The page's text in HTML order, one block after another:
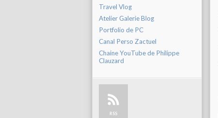
Travel Vlog
Atelier Galerie Blog
Portfolio de PC
Canal Perso Zactuel
Chaine YouTube de Philippe
Clauzard
RSS